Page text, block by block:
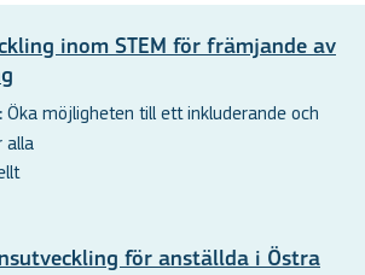
inom STEM för främjande av
Öka möjligheten till ett inkluderande och
alla
för anställda i Östra